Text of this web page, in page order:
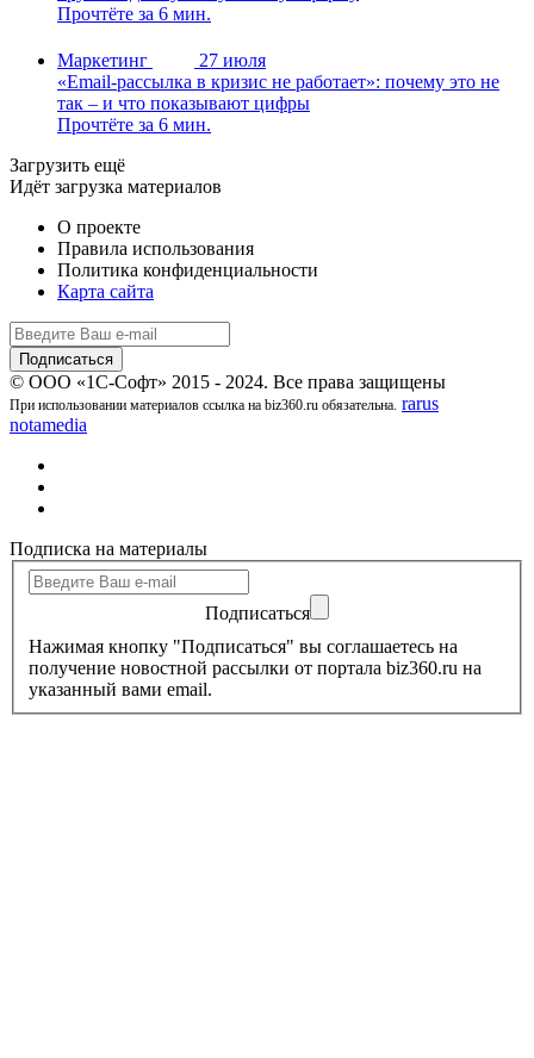
Прочтёте за 6 мин.
Маркетинг
27 июля
«Email-рассылка в кризис не работает»: почему это не
так – и что показывают цифры
Прочтёте за 6 мин.
Загрузить ещё
Идёт загрузка материалов
О проекте
Правила использования
Политика конфиденциальности
Карта сайта
© ООО «1С-Софт» 2015 - 2024. Все права защищены
При использовании материалов ссылка на biz360.ru обязательна. rarus
notamedia
Подписка на материалы
Подписаться
Нажимая кнопку "Подписаться" вы соглашаетесь на
получение новостной рассылки от портала biz360.ru на
указанный вами email.